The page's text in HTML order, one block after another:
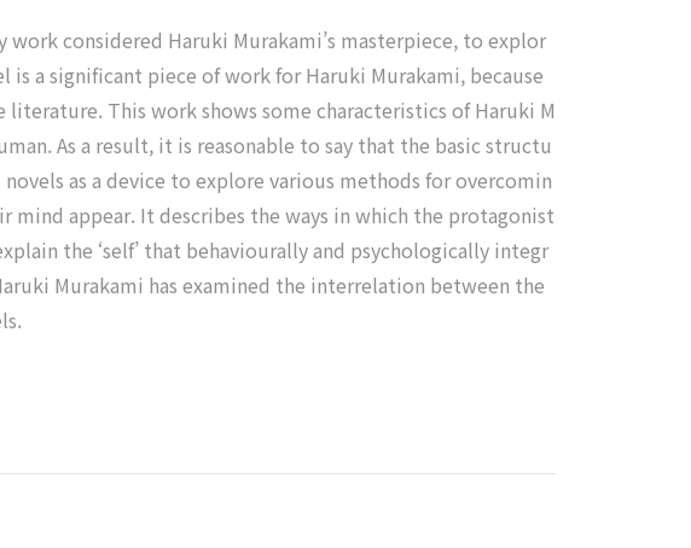
considered Haruki Murakami’s masterpiece, to explor
a significant piece of work for Haruki Murakami, because
This work shows some characteristics of Haruki M
As a result, it is reasonable to say that the basic structu
as a device to explore various methods for overcomin
appear. It describes the ways in which the protagonist
the ‘self’ that behaviourally and psychologically integr
Murakami has examined the interrelation between the